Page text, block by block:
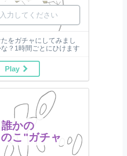
をガチャにしてみまし
？1時間ごとにひけます
Play
誰かの
こ"ガチャ